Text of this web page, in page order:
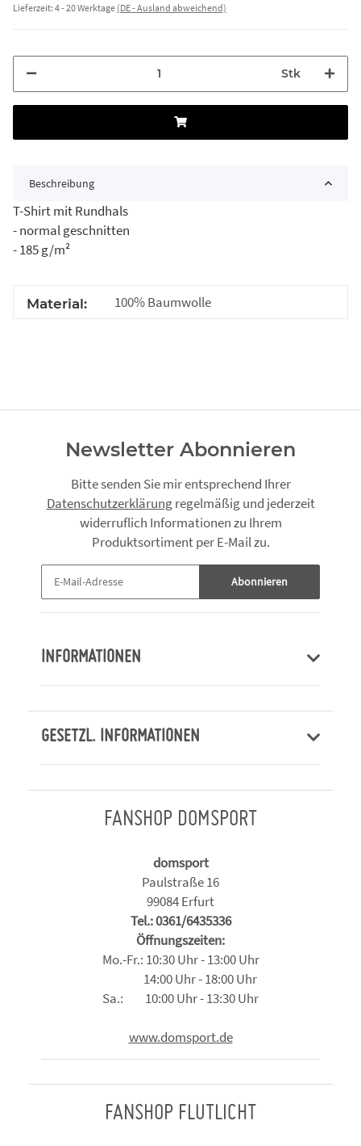
Lieferzeit: 4 - 20 Werktage (DE - Ausland abweichend)
Stk
Beschreibung
T-Shirt mit Rundhals
- normal geschnitten
- 185 g/m²
Material: 100% Baumwolle
Newsletter Abonnieren
Bitte senden Sie mir entsprechend Ihrer
Datenschutzerklärungregelmäßig und jederzeit
widerruflich Informationen zu Ihrem
Produktsortiment per E-Mail zu.
Abonnieren
INFORMATIONEN
GESETZL. INFORMATIONEN
FANSHOP DOMSPORT
domsport
Paulstraße 16
99084 Erfurt
Tel.: 0361/6435336
Öffnungszeiten:
Mo.-Fr.: 10:30 Uhr - 13:00 Uhr
14:00 Uhr - 18:00 Uhr
Sa.: 10:00 Uhr - 13:30 Uhr
www.domsport.de
FANSHOP FLUTLICHT